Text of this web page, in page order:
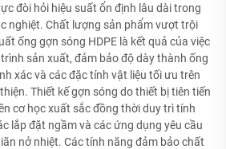
đòi hỏi hiệu suất ổn định lâu dài trong
nghiệt. Chất lượng sản phẩm vượt trội
ống gợn sóng HDPE là kết quả của việc
sản xuất, đảm bảo độ dày thành ống
xác và các đặc tính vật liệu tối ưu trên
Thiết kế gợn sóng do thiết bị tiên tiến
cơ học xuất sắc đồng thời duy trì tính
lắp đặt ngầm và các ứng dụng yêu cầu
nở nhiệt. Các tính năng đảm bảo chất